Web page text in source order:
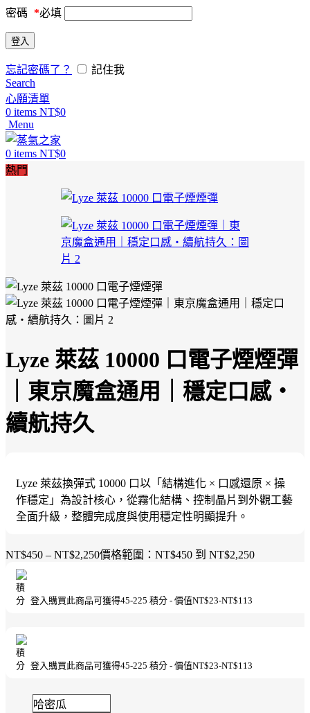
密碼 *必填
登入
忘記密碼了？
記住我
Search
心願清單
0 items NT$0
Menu
0 items NT$0
熱門
Lyze 萊茲 10000 口電子煙煙彈
｜東京魔盒通用｜穩定口感・
續航持久
Lyze 萊茲換彈式 10000 口以「結構進化 × 口感還原 × 操
作穩定」為設計核心，從霧化結構、控制晶片到外觀工藝
全面升級，整體完成度與使用穩定性明顯提升。
NT$450 – NT$2,250價格範圍：NT$450 到 NT$2,250
登入購買此商品可獲得45-225 積分 - 價值NT$23-NT$113
登入購買此商品可獲得45-225 積分 - 價值NT$23-NT$113
哈密瓜